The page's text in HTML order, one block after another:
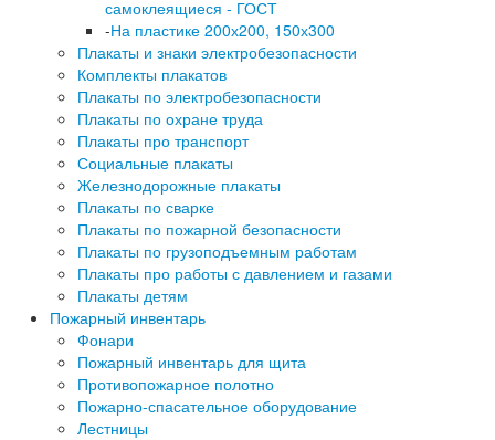
самоклеящиеся - ГОСТ
-На пластике 200х200, 150х300
Плакаты и знаки электробезопасности
Комплекты плакатов
Плакаты по электробезопасности
Плакаты по охране труда
Плакаты про транспорт
Социальные плакаты
Железнодорожные плакаты
Плакаты по сварке
Плакаты по пожарной безопасности
Плакаты по грузоподъемным работам
Плакаты про работы с давлением и газами
Плакаты детям
Пожарный инвентарь
Фонари
Пожарный инвентарь для щита
Противопожарное полотно
Пожарно-спасательное оборудование
Лестницы